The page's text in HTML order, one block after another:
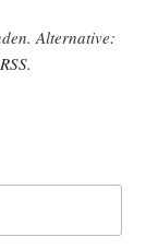
Alter­na­ti­ve:
RSS.